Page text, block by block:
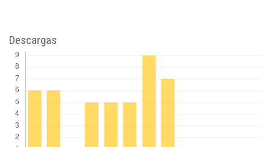
Descargas